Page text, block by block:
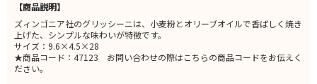
【商品説明】
ズィンゴニア社のグリッシーニは、小麦粉とオリーブオイルで香ばしく焼き
上げた、シンプルな味わいが特徴です。
サイズ：9.6×4.5×28
★商品コード：47123 お問い合わせの際はこちらの商品コードをお伝えく
ださい。